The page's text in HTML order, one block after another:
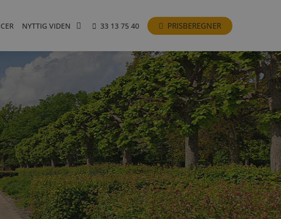
NYTTIG VIDEN 33 13 75 40 PRISBEREGNER